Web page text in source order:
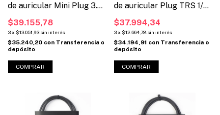
de auricular Mini Plug 3.5
MINIJACKE)
$39.155,78
3x $13.051,93 sin interés
$35.240,20 con Transferencia o
depósito
COMPRAR
de auricular Plug TRS 1/4
PTRSJACKE)
$37.994,34
3x $12.664,78 sin interés
$34.194,91 con Transferencia o
depósito
COMPRAR